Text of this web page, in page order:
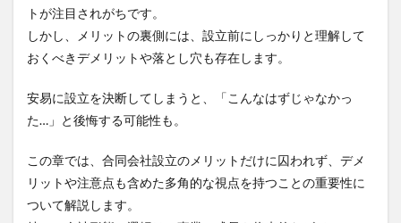
トが注目されがちです。
しかし、メリットの裏側には、設立前にしっかりと理解して
おくべきデメリットや落とし穴も存在します。
安易に設立を決断してしまうと、「こんなはずじゃなかっ
た…」と後悔する可能性も。
この章では、合同会社設立のメリットだけに囚われず、デメ
リットや注意点も含めた多角的な視点を持つことの重要性に
ついて解説します。